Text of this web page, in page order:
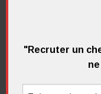
Les
6
"Recruter un